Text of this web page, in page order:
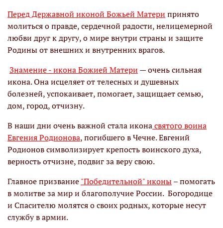
Перед Державной иконой Божьей Матери принято
молиться о правде, сердечной радости, нелицемерной
любви друг к другу, о мире внутри страны и защите
Родины от внешних и внутренних врагов.
Знамение - икона Божией Матери — очень сильная
икона. Она исцеляет от телесных и душевных
болезней, успокаивает, помогает, защищает семью,
дом, город, отчизну.
В наши дни очень важной стала иконасвятого воина
Евгения Родионова, погибшего в Чечне. Евгений
Родионов символизирует крепость воинского духа,
верность отчизне, подвиг за веру свою.
Главное призвание"Победительной" иконы– помогать
в молитве за мир и благополучие России. Богородице
и Спасителю молятся о своих родных, которые несут
службу в армии.